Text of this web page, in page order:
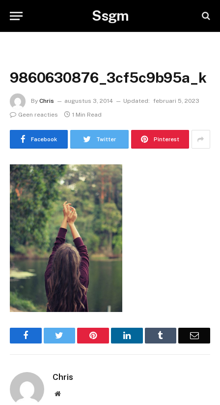
Ssgm
9860630876_3cf5c9b95a_k
By Chris augustus 3, 2014 Updated: februari 5, 2023
Geen reacties
1 Min Read
Facebook Twitter Pinterest
Facebook Pinterest LinkedIn Email
Chris
Website